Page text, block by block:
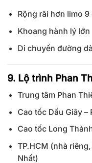
Rộng rãi hơn limo 9
Khoang hành lý lớn
Di chuyển đường
9. Lộ trình Phan
Trung tâm Phan
Cao tốc Dầu Giây –
Cao tốc Long
TP.HCM (nhà
Nhất)